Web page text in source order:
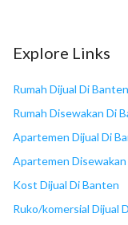
18 SUPERINDO
Explore Links
Rumah Dijual Di Banten
Rumah Disewakan Di
Apartemen Dijual Di
Apartemen
Kost Dijual Di Banten
Ruko/komersial Dijual